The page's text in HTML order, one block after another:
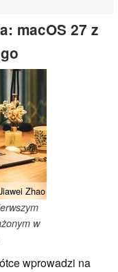
macOS 27 z
Zhao
w
wprowadzi na